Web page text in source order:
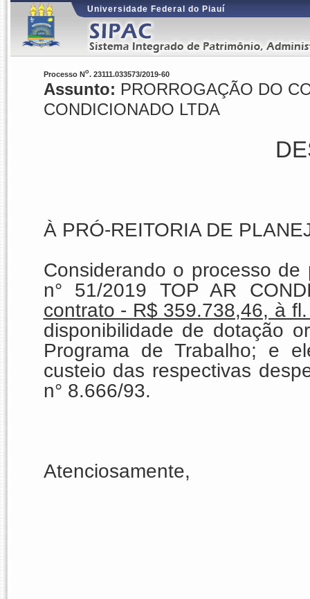
Universidade Federal do Piauí
Processo No. 23111.033573/2019-60
Assunto: PRORROGAÇÃO DO
CONDICIONADO LTDA
À PRÓ-REITORIA DE
Considerando o processo
n° 51/2019
TOP AR
contrato - R$ 359.738,46, à
disponibilidade de dotação
Programa de Trabalho; e
custeio das respectivas
n° 8.666/93.
Atenciosamente,